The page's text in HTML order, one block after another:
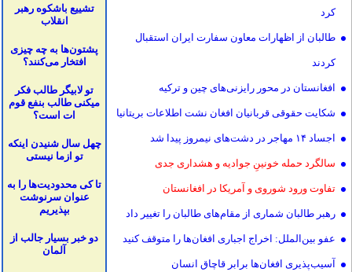
کرد
طالبان از اظهارات معاون سفارت ایران استقبال
کردند
افغانستان در محور رایزنی‌های چین و ترکیه
شکایت حقوقی قربانیان افغان نشت اطلاعات بریتانیا
اجساد ۱۴ مهاجر در دشت‌های نیمروز پیدا شد
سالگرد حمله خونینِ جوادیه و هشداری جدی
تفاوت ورود شوروی و آمریکا در افغانستان
رهبر طالبان شماری از مقام‌های طالبان را تغییر داد
عفو بین‌الملل: اخراج اجباری افغان‌ها را متوقف کنید
آسیب‌پذیری افغان‌ها برابر قاچاق انسان
تشییع باشکوه رهبر
انقلاب
پشتون‌ها به چه چیزی
افتخار می‌کنند؟
تو لابیگر طالب فکر
میکنی طالب بنفع قوم
ات است؟
چهل سال شنیدن اینکه
تو ازما نیستی
تا کی محدودیت‌ها را به
عنوان سرنوشت
بپذیریم
دو خبر بسیار جالب از
آلمان